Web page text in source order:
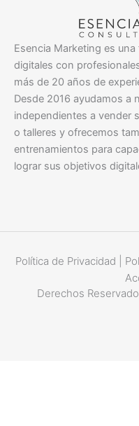
Esencia Marketing es
digitales con
más de 20 años de
Desde 2016 ayudamos a
independientes a vender
o talleres y ofrecemos
entrenamientos para
lograr sus objetivos
Política de Privacidad
Derechos